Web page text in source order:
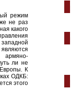
режим
не раз
какого
армяно-
ли не
К
ОДКБ:
этого